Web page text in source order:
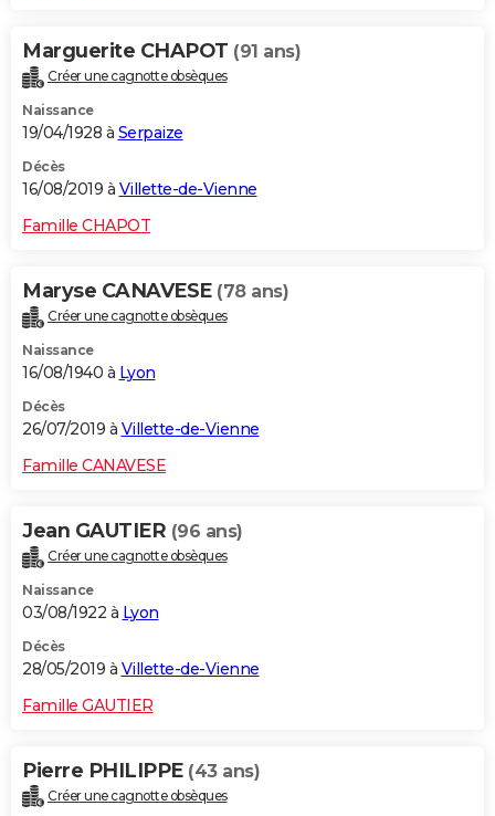
Marguerite CHAPOT (91 ans)
Créer une cagnotte obsèques
Naissance
19/04/1928 à Serpaize
Décès
16/08/2019 à Villette-de-Vienne
Famille CHAPOT
Maryse CANAVESE (78 ans)
Créer une cagnotte obsèques
Naissance
16/08/1940 à Lyon
Décès
26/07/2019 à Villette-de-Vienne
Famille CANAVESE
Jean GAUTIER (96 ans)
Créer une cagnotte obsèques
Naissance
03/08/1922 à Lyon
Décès
28/05/2019 à Villette-de-Vienne
Famille GAUTIER
Pierre PHILIPPE (43 ans)
Créer une cagnotte obsèques